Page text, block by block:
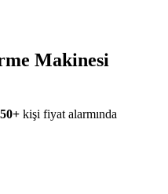
Makinesi
50+ kişi fiyat alarmında